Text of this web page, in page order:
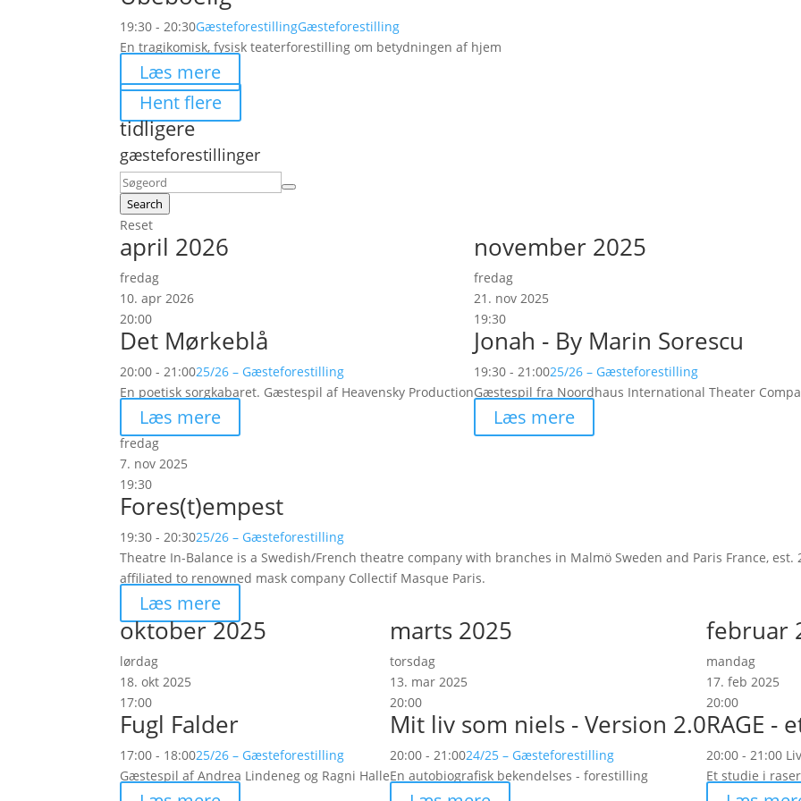
19:30 - 20:30GæsteforestillingGæsteforestilling
En tragikomisk, fysisk teaterforestilling om betydningen af hjem
Læs mere
Hent flere
tidligere
gæsteforestillinger
Search
Reset
april 2026
fredag
10. apr 2026
20:00
Det Mørkeblå
20:00 - 21:0025/26 – Gæsteforestilling
En poetisk sorgkabaret. Gæstespil af Heavensky Production
Læs mere
november 2025
fredag
21. nov 2025
19:30
Jonah - By Marin Sorescu
19:30 - 21:0025/26 – Gæsteforestilling
Gæstespil fra Noordhaus International Theater
Læs mere
fredag
7. nov 2025
19:30
Fores(t)empest
19:30 - 20:3025/26 – Gæsteforestilling
Theatre In-Balance is a Swedish/French theatre company with branches in Malmö Sweden and Paris France,
affiliated to renowned mask company Collectif Masque Paris.
Læs mere
oktober 2025
lørdag
18. okt 2025
17:00
Fugl Falder
17:00 - 18:0025/26 – Gæsteforestilling
Gæstespil af Andrea Lindeneg og Ragni Halle
marts 2025
torsdag
13. mar 2025
20:00
Mit liv som niels - Version 2.0
20:00 - 21:0024/25 – Gæsteforestilling
En autobiografisk bekendelses - forestilling
februar
mandag
17. feb 2025
20:00
RAGE -
20:00 - 21:00
Et studie i